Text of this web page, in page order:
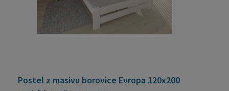
Postel z masivu borovice Evropa 120x200